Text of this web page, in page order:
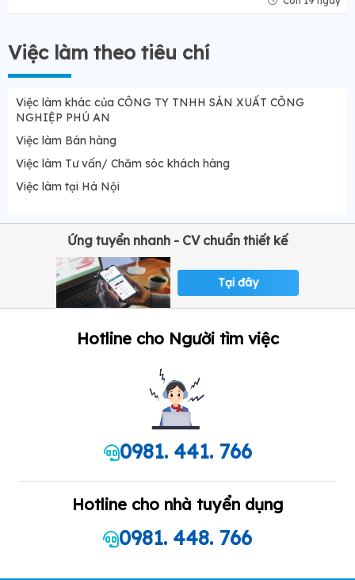
Việc làm theo tiêu chí
Việc làm khác của CÔNG TY TNHH SẢN XUẤT CÔNG
NGHIỆP PHÚ AN
Việc làm Bán hàng
Việc làm Tư vấn/ Chăm sóc khách hàng
Việc làm tại Hà Nội
Ứng tuyển nhanh - CV chuẩn thiết kế
Tại đây
Hotline cho Người tìm việc
0981. 441. 766
Hotline cho nhà tuyển dụng
0981. 448. 766